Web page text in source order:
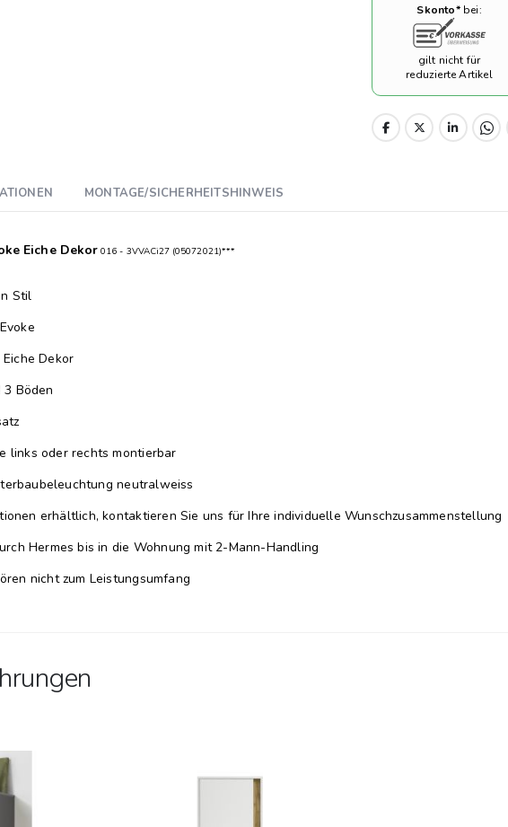
Skonto*bei:
gilt nicht für
reduzierte Artikel
Eiche Dekor 016 - 3VVACi27 (05072021)***
Stil
Dekor
Böden
links oder rechts montierbar
neutralweiss
erhältlich, kontaktieren Sie uns für Ihre individuelle Wunschzusammenstellung
Hermes bis in die Wohnung mit 2-Mann-Handling
nicht zum Leistungsumfang
MONTAGE/SICHERHEITSHINWEIS